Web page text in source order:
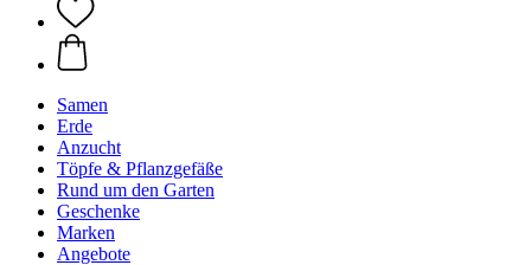
Samen
Erde
Anzucht
Töpfe & Pflanzgefäße
Rund um den Garten
Geschenke
Marken
Angebote